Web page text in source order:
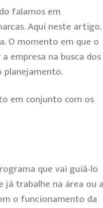
falamos em
Aqui neste
O momento em que o
empresa na busca dos
planejamento.
em conjunto com os
que vai guiá-lo
já trabalhe na área ou
o funcionamento da